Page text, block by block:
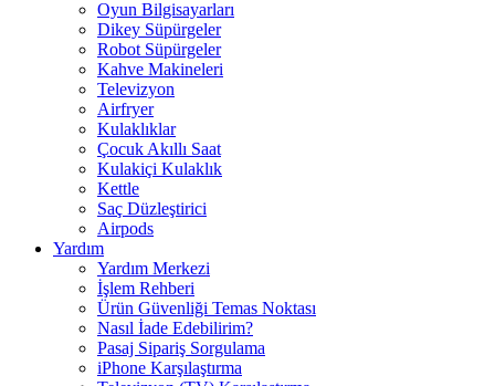
Oyun Bilgisayarları
Dikey Süpürgeler
Robot Süpürgeler
Kahve Makineleri
Televizyon
Airfryer
Kulaklıklar
Çocuk Akıllı Saat
Kulakiçi Kulaklık
Kettle
Saç Düzleştirici
Airpods
Yardım
Yardım Merkezi
İşlem Rehberi
Ürün Güvenliği Temas Noktası
Nasıl İade Edebilirim?
Pasaj Sipariş Sorgulama
iPhone Karşılaştırma